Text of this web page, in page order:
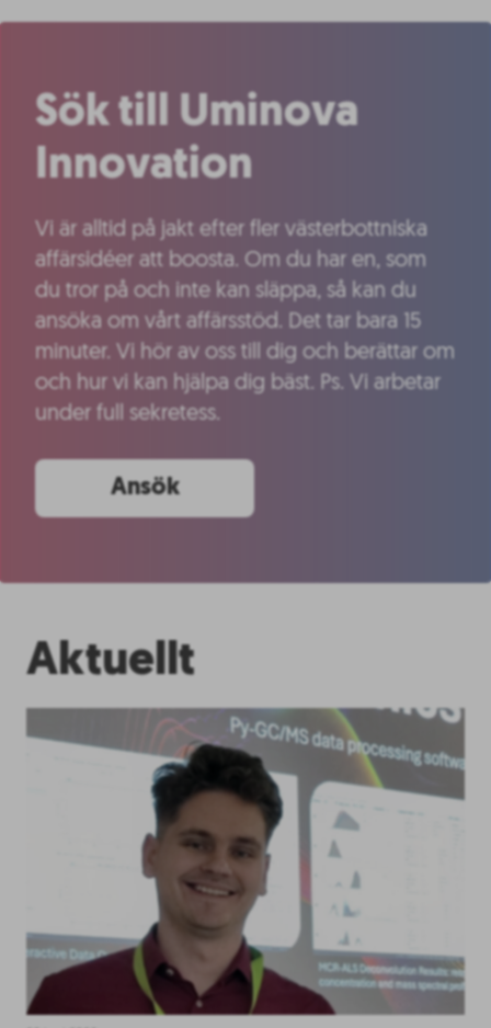
Sök till Uminova
Innovation
Vi är alltid på jakt efter fler västerbottniska
affärsidéer att boosta. Om du har en, som
du tror på och inte kan släppa, så kan du
ansöka om vårt affärsstöd. Det tar bara 15
minuter. Vi hör av oss till dig och berättar om
och hur vi kan hjälpa dig bäst. Ps. Vi arbetar
under full sekretess.
Ansök
Aktuellt